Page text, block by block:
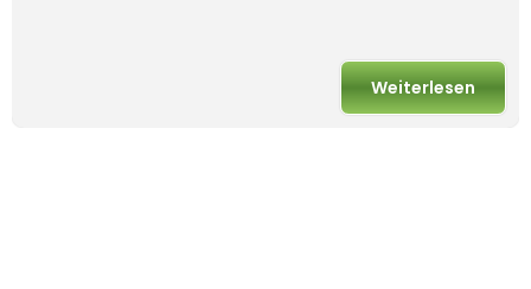
Weiterlesen